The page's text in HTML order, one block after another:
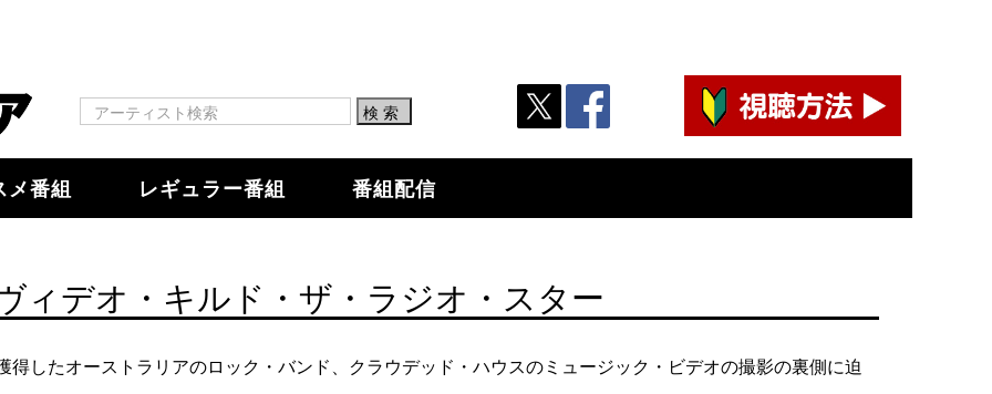
メ番組 レギュラー番組 番組配信
ィデオ・キルド・ザ・ラジオ・スター
得したオーストラリアのロック・バンド、クラウデッド・ハウスのミュージック・ビデオの撮影の裏側に迫